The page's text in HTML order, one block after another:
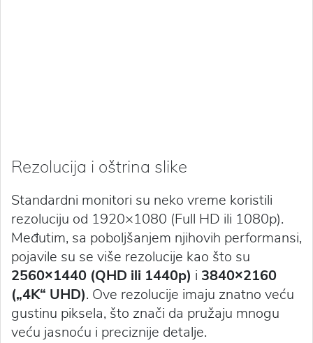
Rezolucija i oštrina slike
Standardni monitori su neko vreme koristili
rezoluciju od 1920×1080 (Full HD ili 1080p).
Međutim, sa poboljšanjem njihovih performansi,
pojavile su se više rezolucije kao što su
2560×1440 (QHD ili 1440p) i 3840×2160
(„4K“ UHD). Ove rezolucije imaju znatno veću
gustinu piksela, što znači da pružaju mnogu
veću jasnoću i preciznije detalje.